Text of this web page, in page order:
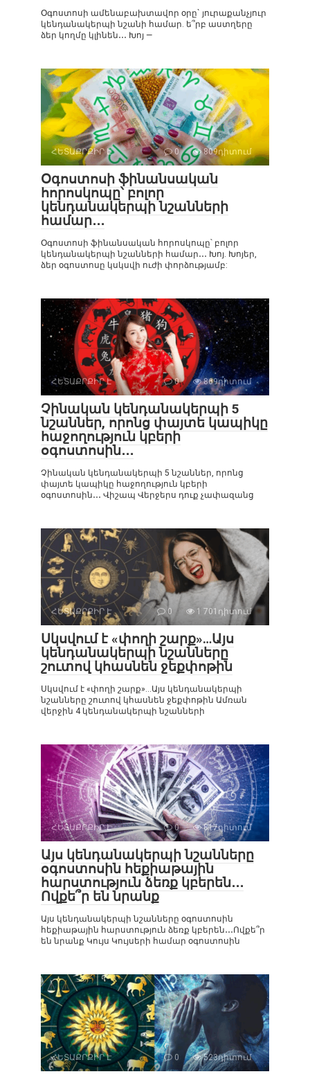
Օգոստոսի ամենաբախտավոր օրը` յուրաքանչյուր
կենդանակերպի նշանի համար. ե՞րբ աստղերը
ձեր կողմը կլինեն․․․ Խոյ —
ՀԵՏԱՔՐՔԻՐ Է 0 809դիտում
Օգոստոսի ֆինանսական
հորոսկոպը՝ բոլոր
կենդանակերպի նշանների
համար․․․
Օգոստոսի ֆինանսական հորոսկոպը՝ բոլոր
կենդանակերպի նշանների համար․․․ Խոյ. Խոյեր,
ձեր օգոստոսը կսկսվի ուժի փորձությամբ:
ՀԵՏԱՔՐՔԻՐ Է 0 869դիտում
Չինական կենդանակերպի 5
նշաններ, որոնց փայտե կապիկը
հաջողություն կբերի
օգոստոսին․․․
Չինական կենդանակերպի 5 նշաններ, որոնց
փայտե կապիկը հաջողություն կբերի
օգոստոսին․․․ Վիշապ Վերջերս դուք չափազանց
ՀԵՏԱՔՐՔԻՐ Է 0 1 701դիտում
Սկսվում է «փողի շարք»…Այս
կենդանակերպի նշանները
շուտով կհասնեն ջեքփոթին
Սկսվում է «փողի շարք»…Այս կենդանակերպի
նշանները շուտով կհասնեն ջեքփոթին Ամռան
վերջին 4 կենդանակերպի նշանների
ՀԵՏԱՔՐՔԻՐ Է 0 817դիտում
Այս կենդանակերպի նշանները
օգոստոսին հեքիաթային
հարստություն ձեռք կբերեն․․․
Ովքե՞ր են նրանք
Այս կենդանակերպի նշանները օգոստոսին
հեքիաթային հարստություն ձեռք կբերեն․․․Ովքե՞ր
են նրանք Կույս Կույսերի համար օգոստոսին
ՀԵՏԱՔՐՔԻՐ Է 0 523դիտում